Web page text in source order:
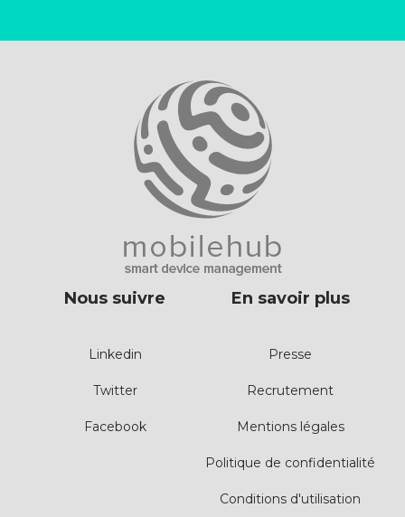
Nous suivre
Linkedin
Twitter
Facebook
En savoir plus
Presse
Recrutement
Mentions légales
Politique de confidentialité
Conditions d'utilisation